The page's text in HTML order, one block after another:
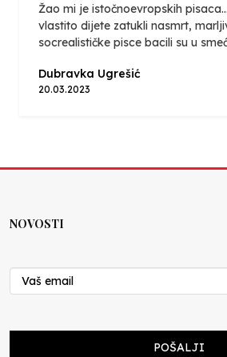
Žao mi je istočnoevropskih
vlastito dijete zatukli nasmrt,
socrealističke pisce bacili su u
Dubravka Ugrešić
20.03.2023
NOVOSTI
POŠALJI